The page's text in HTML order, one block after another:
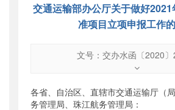
交通运输部办公厅关于做好
准项目立项申报工作
文号：交办水函〔2020
交办水函〔2020〕247
公开日期：2020年02月26日
各省、自治区、直辖市交通运输厅（
务管理局、珠江航务管理局：